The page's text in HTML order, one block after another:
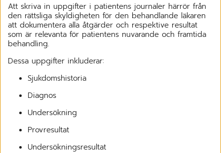
Att skriva in uppgifter i patientens journaler härrör från
den rättsliga skyldigheten för den behandlande läkaren
att dokumentera alla åtgärder och respektive resultat
som är relevanta för patientens nuvarande och framtida
behandling.
Dessa uppgifter inkluderar:
Sjukdomshistoria
Diagnos
Undersökning
Provresultat
Undersökningsresultat